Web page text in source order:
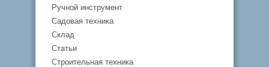
Ручной инструмент
Садовая техника
Склад
Статьи
Строительная техника